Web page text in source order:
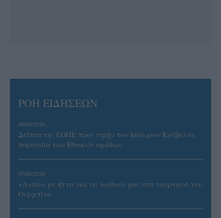
ΡΟΗ ΕΙΔΗΣΕΩΝ
08/08/2026
Δείπνο της ΕΟΠΕ προς τιμήν του Ισίδωρου Κούβελου
παρουσία των Εθνικών ομάδων
07/08/2026
«Αντίο» με ήττα για τις διεθνείς μας στο τουρνουά του
Ουρμπίνο